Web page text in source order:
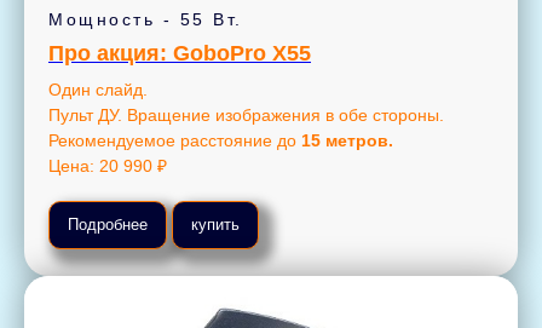
Мощность - 55 Вт.
Про акция: GoboPro X55
Один слайд.
Пульт ДУ. Вращение изображения в обе стороны.
Рекомендуемое расстояние до 15 метров.
Цена: 20 990 ₽
Подробнее купить